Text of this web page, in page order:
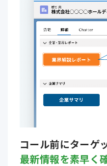
コール前にターゲ
最新情報を素早く